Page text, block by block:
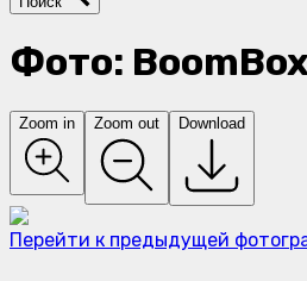
Фото:
Zoom in Zoom out Download
Перейти к предыдущей